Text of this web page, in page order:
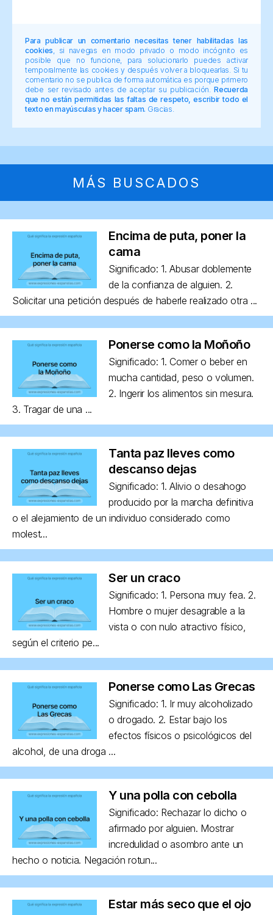
Para publicar un comentario necesitas tener habilitadas las
cookies , si navegas en modo privado o modo incógnito es
posible que no funcione, para solucionarlo puedes activar
temporalmente las cookies y después volver a bloquearlas. Si tu
comentario no se publica de forma automática es porque primero
debe ser revisado antes de aceptar su publicación.Recuerda
que no están permitidas las faltas de respeto, escribir todo el
texto en mayúsculas y hacer spam. Gracias.
MÁS BUSCADOS
Encima de puta, poner la
cama
Significado: 1. Abusar doblemente
de la confianza de alguien. 2.
Solicitar una petición después de haberle realizado otra ...
Ponerse como la Moñoño
Significado: 1. Comer o beber en
mucha cantidad, peso o volumen.
2. Ingerir los alimentos sin mesura.
3. Tragar de una ...
Tanta paz lleves como
descanso dejas
Significado: 1. Alivio o desahogo
producido por la marcha definitiva
o el alejamiento de un individuo considerado como
molest...
Ser un craco
Significado: 1. Persona muy fea. 2.
Hombre o mujer desagrable a la
vista o con nulo atractivo físico,
según el criterio pe...
Ponerse como Las Grecas
Significado: 1. Ir muy alcoholizado
o drogado. 2. Estar bajo los
efectos físicos o psicológicos del
alcohol, de una droga ...
Y una polla con cebolla
Significado: Rechazar lo dicho o
afirmado por alguien. Mostrar
incredulidad o asombro ante un
hecho o noticia. Negación rotun...
Estar más seco que el ojo